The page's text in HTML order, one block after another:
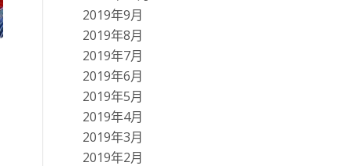
2019年9月
2019年8月
2019年7月
2019年6月
2019年5月
2019年4月
2019年3月
2019年2月